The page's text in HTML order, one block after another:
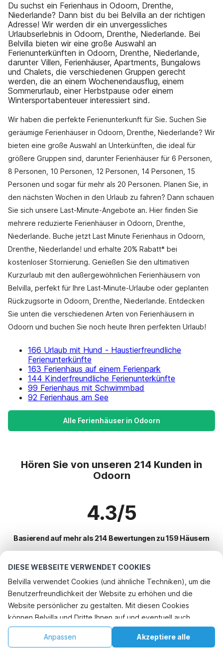
DIESE WEBSEITE VERWENDET COOKIES
Belvilla verwendet Cookies (und ähnliche Techniken), um die
Benutzerfreundlichkeit der Website zu erhöhen und die
Website persönlicher zu gestalten. Mit diesen Cookies
können Belvilla und Dritte Ihnen auf und eventuell auch
außerhalb unserer Website folgen, um Werbung Ihren
Interessen anzupassen und das Teilen von Informationen über
Akzeptiere alle
Anpassen
Du suchst ein Ferienhaus in Odoorn, Drenthe,
Niederlande? Dann bist du bei Belvilla an der richtigen
Adresse! Wir werden dir ein unvergessliches
Urlaubserlebnis in Odoorn, Drenthe, Niederlande. Bei
Belvilla bieten wir eine große Auswahl an
Ferienunterkünften in Odoorn, Drenthe, Niederlande,
darunter Villen, Ferienhäuser, Apartments, Bungalows
und Chalets, die verschiedenen Gruppen gerecht
werden, die an einem Wochenendausflug, einem
Sommerurlaub, einer Herbstpause oder einem
Wintersportabenteuer interessiert sind.
Wir haben die perfekte Ferienunterkunft für Sie. Suchen Sie
geräumige Ferienhäuser in Odoorn, Drenthe, Niederlande? Wir
bieten eine große Auswahl an Unterkünften, die ideal für
größere Gruppen sind, darunter Ferienhäuser für 6 Personen,
8 Personen, 10 Personen, 12 Personen, 14 Personen, 15
Personen und sogar für mehr als 20 Personen. Planen Sie, in
den nächsten Wochen in den Urlaub zu fahren? Dann schauen
Sie sich unsere Last-Minute-Angebote an. Hier finden Sie
mehrere reduzierte Ferienhäuser in Odoorn, Drenthe,
Niederlande. Buche jetzt Last Minute Ferienhaus in Odoorn,
Drenthe, Niederlande! und erhalte 20% Rabatt* bei
kostenloser Stornierung. Genießen Sie den ultimativen
Kurzurlaub mit den außergewöhnlichen Ferienhäusern von
Belvilla, perfekt für Ihre Last-Minute-Urlaube oder geplanten
Rückzugsorte in Odoorn, Drenthe, Niederlande. Entdecken
Sie unten die verschiedenen Arten von Ferienhäusern in
Odoorn und buchen Sie noch heute Ihren perfekten Urlaub!
166 Urlaub mit Hund - Haustierfreundliche
Ferienunterkünfte
163 Ferienhaus auf einem Ferienpark
144 Kinderfreundliche Ferienunterkünfte
99 Ferienhaus mit Schwimmbad
92 Ferienhaus am See
Alle Ferienhäuser in Odoorn
Hören Sie von unseren 214 Kunden in
Odoorn
4.3/5
Basierend auf mehr als 214 Bewertungen zu 159 Häusern
Beliebteste Reiseziele für Urlaub
Top-Städte mit Top-Annehmlichkeiten für den Urlaub
Urlaub mit Hund - Haustierfreundliche Ferienunterkünfte langedijke
Ferienhaus auf einem Ferienpark ruinerwold
Ferienhaus auf einem Ferienpark meppel
Beliebte Ausstattungen für Urlaub in Odoorn
Urlaub mit Hund - Haustierfreundliche Ferienunterkünfte
Beliebte Städte für den Urlaub in Drenthe
Rufen Sie an, um zu buchen
Startseite Wunschliste Buchungen Konto